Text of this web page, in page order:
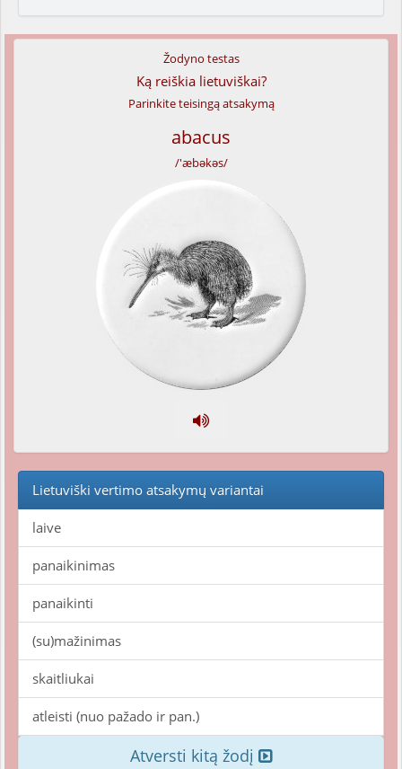
Žodyno testas
Ką reiškia lietuviškai?
Parinkite teisingą atsakymą
abacus
/'æbəkəs/
Lietuviški vertimo atsakymų variantai
laive
panaikinimas
panaikinti
(su)mažinimas
skaitliukai
atleisti (nuo pažado ir pan.)
Atversti kitą žodį